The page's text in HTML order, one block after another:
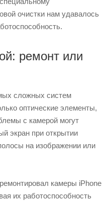
очистки нам удавалось
ремонт или
сложных систем
оптические элементы,
с камерой могут
экран при открытии
на изображении или
камеры iPhone
их работоспособность